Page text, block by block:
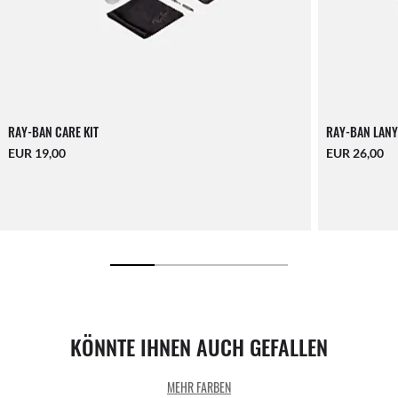
RAY-BAN CARE KIT
EUR 19,00
RAY-BAN
EUR 26,00
KÖNNTE IHNEN AUCH GEFALLEN
MEHR FARBEN